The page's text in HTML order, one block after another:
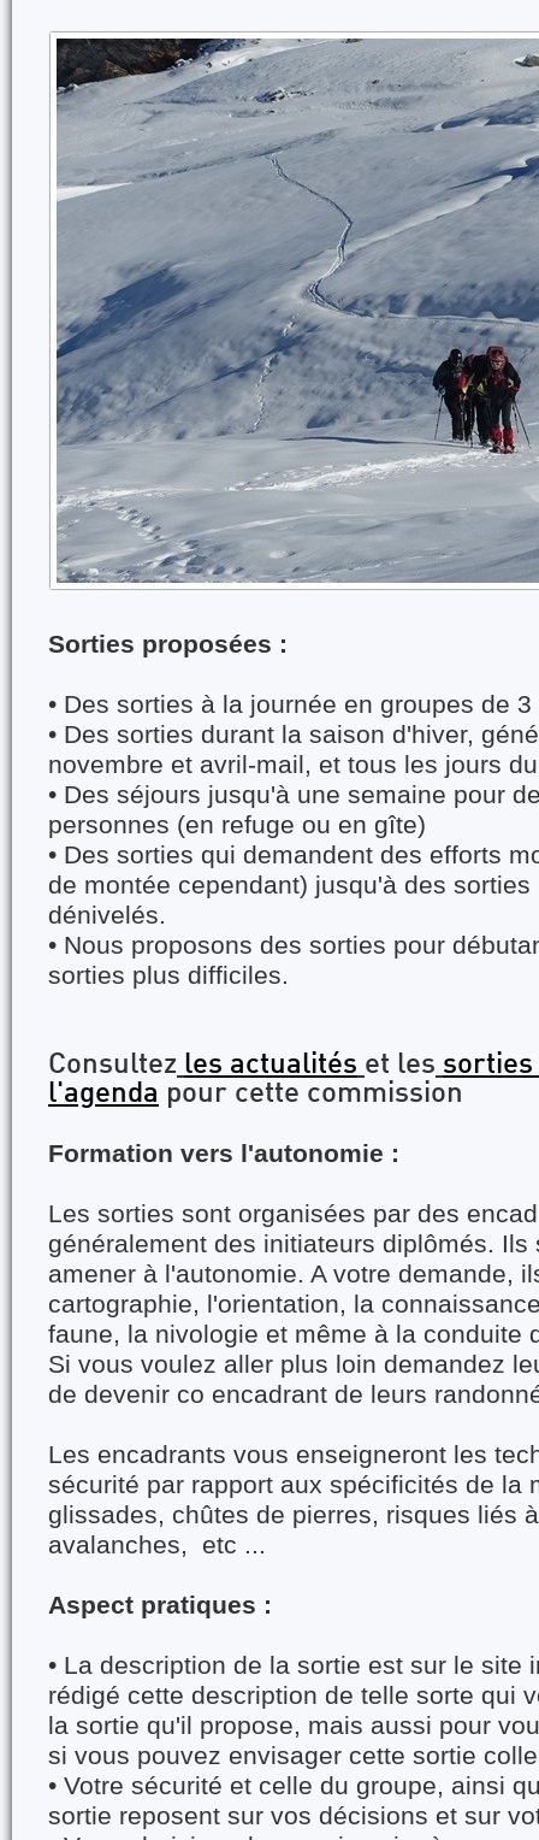
Sorties proposées :
• Des sorties à la journée en groupes de
• Des sorties durant la saison d'hiver,
novembre et avril-mail, et tous les jours
• Des séjours jusqu'à une semaine pour
personnes (en refuge ou en gîte)
• Des sorties qui demandent des efforts
de montée cependant) jusqu'à des
dénivelés.
• Nous proposons des sorties pour
sorties plus difficiles.
Consultez les actualités et les sorties
l'agenda pour cette commission
Formation vers l'autonomie :
Les sorties sont organisées par des
généralement des initiateurs diplômés. Ils
amener à l'autonomie. A votre demande,
cartographie, l'orientation, la
faune, la nivologie et même à la conduite
Si vous voulez aller plus loin demandez
de devenir co encadrant de leurs
Les encadrants vous enseigneront les
sécurité par rapport aux spécificités de la
glissades, chûtes de pierres, risques liés
avalanches, etc ...
Aspect pratiques :
• La description de la sortie est sur le site
rédigé cette description de telle sorte qui
la sortie qu'il propose, mais aussi pour
si vous pouvez envisager cette sortie
• Votre sécurité et celle du groupe, ainsi
sortie reposent sur vos décisions et sur